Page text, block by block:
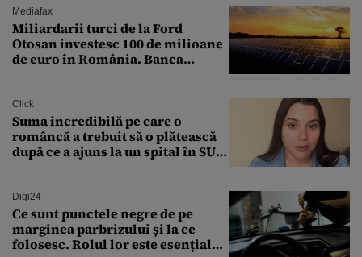
Mediafax
Miliardarii turci de la Ford
Otosan investesc 100 de milioane
de euro în România. Banca
Click
Suma incredibilă pe care o
româncă a trebuit să o plătească
după ce a ajuns la un spital în SUA:
Digi24
Ce sunt punctele negre de pe
marginea parbrizului și la ce
folosesc. Rolul lor este esențial